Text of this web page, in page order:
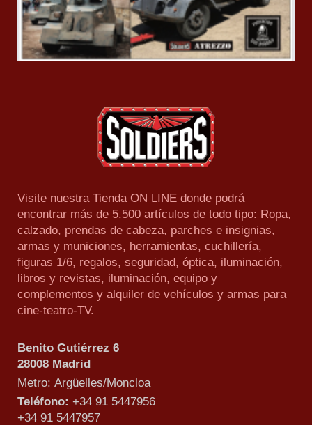
Visite nuestra Tienda ON LINE donde podrá
encontrar más de 5.500 artículos de todo tipo: Ropa,
calzado, prendas de cabeza, parches e insignias,
armas y municiones, herramientas, cuchillería,
figuras 1/6, regalos, seguridad, óptica, iluminación,
libros y revistas, iluminación, equipo y
complementos y alquiler de vehículos y armas para
cine-teatro-TV.
Benito Gutiérrez 6
28008 Madrid
Metro: Argüelles/Moncloa
Teléfono: +34 91 5447956
+34 91 5447957